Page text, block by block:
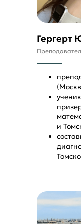
Гергерт
и